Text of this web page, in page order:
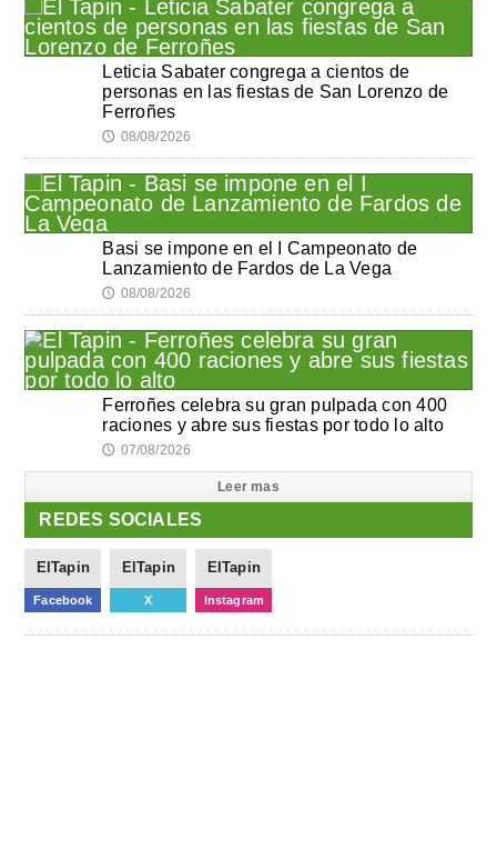
Leticia Sabater congrega a cientos de
personas en las fiestas de San Lorenzo de
Ferroñes
🕔 08/08/2026
Basi se impone en el I Campeonato de
Lanzamiento de Fardos de La Vega
🕔 08/08/2026
Ferroñes celebra su gran pulpada con 400
raciones y abre sus fiestas por todo lo alto
🕔 07/08/2026
Leer mas
REDES SOCIALES
ElTapin
Facebook
ElTapin
X
ElTapin
Instagram